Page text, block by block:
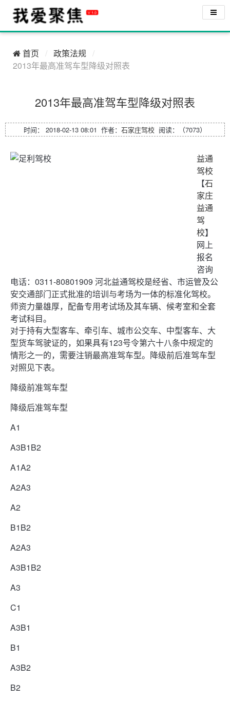
首页
政策法规
2013年最高准驾车型降级对照表
2013年最高准驾车型降级对照表
时间： 2018-02-13 08:01 作者： 石家庄驾校 阅读：（7073）
益通
驾校
【石
家庄
益通
驾
校】
网上
报名
咨询
电话：0311-80801909 河北益通驾校是经省、市运管及公
安交通部门正式批准的培训与考场为一体的标准化驾校。
师资力量雄厚，配备专用考试场及其车辆、候考室和全套
考试科目。
对于持有大型客车、牵引车、城市公交车、中型客车、大
型货车驾驶证的，如果具有123号令第六十八条中规定的
情形之一的，需要注销最高准驾车型。降级前后准驾车型
对照见下表。
降级前准驾车型
降级后准驾车型
A1
A3B1B2
A1A2
A2A3
A2
B1B2
A2A3
A3B1B2
A3
C1
A3B1
B1
A3B2
B2